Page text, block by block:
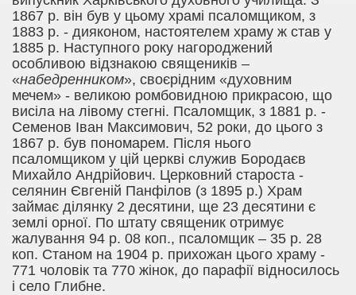
1867 р. він був у цьому храмі псаломщиком, з
1883 р. - дияконом, настоятелем храму ж став у
1885 р. Наступного року нагороджений
особливою відзнакою священиків –
«набедренником», своєрідним «духовним
мечем» - великою ромбовидною прикрасою, що
висіла на лівому стегні. Псаломщик, з 1881 р. -
Семенов Іван Максимович, 52 роки, до цього з
1867 р. був пономарем. Після нього
псаломщиком у цій церкві служив Бородаєв
Михайло Андрійович. Церковний староста -
селянин Євгеній Панфілов (з 1895 р.) Храм
займає ділянку 2 десятини, ще 23 десятини є
землі орної. По штату священик отримує
жалування 94 р. 08 коп., псаломщик – 35 р. 28
коп. Станом на 1904 р. прихожан цього храму -
771 чоловік та 770 жінок, до парафії відносилось
і село Глибне.